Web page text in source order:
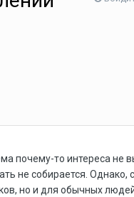
почему-то интереса не
не собирается. Однако,
но и для обычных